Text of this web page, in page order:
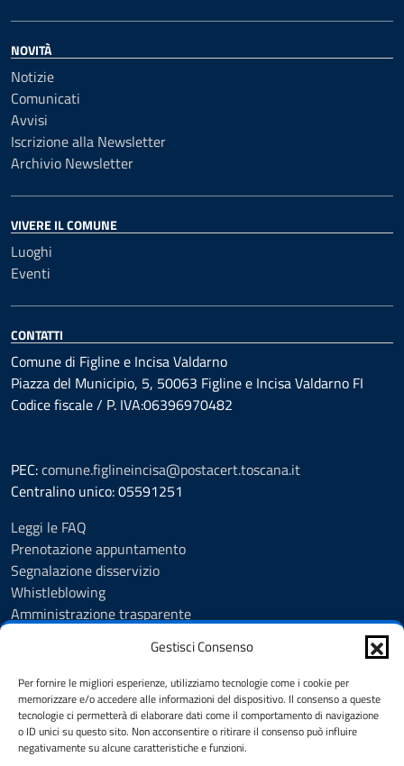
Gestisci Consenso
Per fornire le migliori esperienze, utilizziamo tecnologie come i cookie per
memorizzare e/o accedere alle informazioni del dispositivo. Il consenso a queste
tecnologie ci permetterà di elaborare dati come il comportamento di navigazione
o ID unici su questo sito. Non acconsentire o ritirare il consenso può influire
negativamente su alcune caratteristiche e funzioni.
NOVITÀ
Notizie
Comunicati
Avvisi
Iscrizione alla Newsletter
Archivio Newsletter
VIVERE IL COMUNE
Luoghi
Eventi
CONTATTI
Comune di Figline e Incisa Valdarno
Piazza del Municipio, 5, 50063 Figline e Incisa Valdarno FI
Codice fiscale / P. IVA:06396970482
PEC:comune.figlineincisa@postacert.toscana.it
Centralino unico: 05591251
Leggi le FAQ
Prenotazione appuntamento
Segnalazione disservizio
Whistleblowing
Amministrazione trasparente
Albo Pretorio
Cookie Policy
Informativa privacy
Dichiarazione di accessibilità